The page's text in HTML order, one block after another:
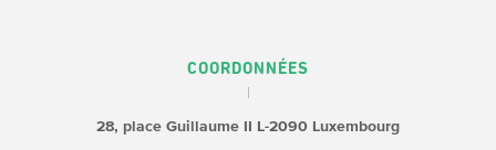
COORDONNÉES
28, place Guillaume II L-2090 Luxembourg